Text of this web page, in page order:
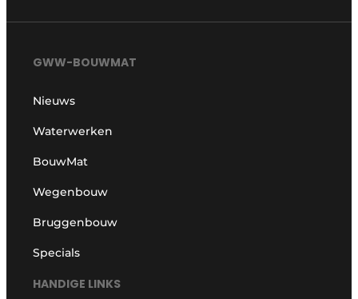
GWW-BOUWMAT
Nieuws
Waterwerken
BouwMat
Wegenbouw
Bruggenbouw
Specials
HANDIGE LINKS